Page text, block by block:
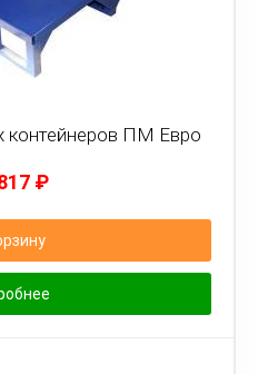
контейнеров ПМ Евро
₽